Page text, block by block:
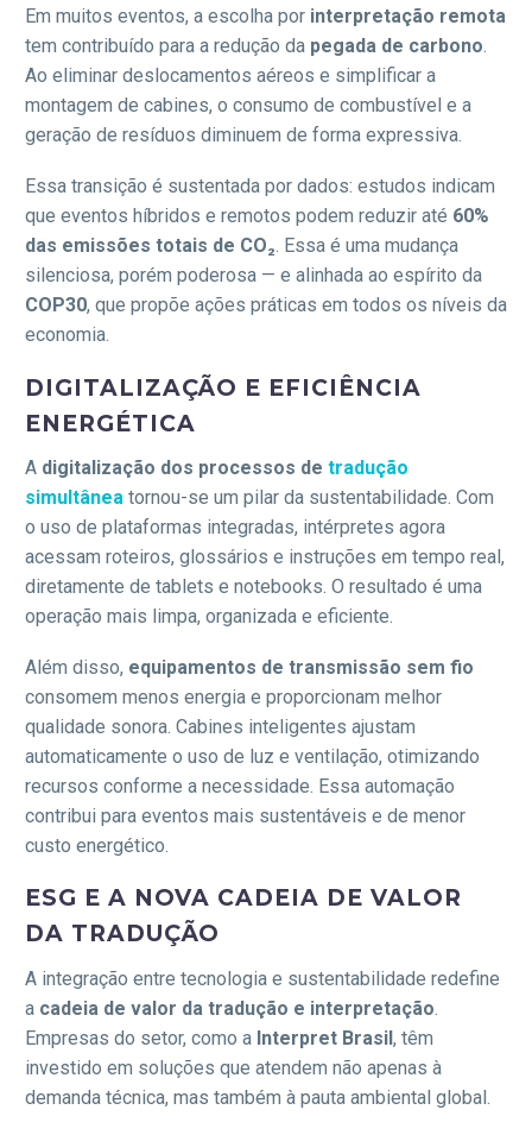
Em muitos eventos, a escolha por interpretação remota
tem contribuído para a redução da pegada de carbono.
Ao eliminar deslocamentos aéreos e simplificar a
montagem de cabines, o consumo de combustível e a
geração de resíduos diminuem de forma expressiva.
Essa transição é sustentada por dados: estudos indicam
que eventos híbridos e remotos podem reduzir até 60%
das emissões totais de CO₂. Essa é uma mudança
silenciosa, porém poderosa — e alinhada ao espírito da
COP30, que propõe ações práticas em todos os níveis da
economia.
DIGITALIZAÇÃO E EFICIÊNCIA
ENERGÉTICA
A digitalização dos processos de tradução
simultânea tornou-se um pilar da sustentabilidade. Com
o uso de plataformas integradas, intérpretes agora
acessam roteiros, glossários e instruções em tempo real,
diretamente de tablets e notebooks. O resultado é uma
operação mais limpa, organizada e eficiente.
Além disso, equipamentos de transmissão sem fio
consomem menos energia e proporcionam melhor
qualidade sonora. Cabines inteligentes ajustam
automaticamente o uso de luz e ventilação, otimizando
recursos conforme a necessidade. Essa automação
contribui para eventos mais sustentáveis e de menor
custo energético.
ESG E A NOVA CADEIA DE VALOR
DA TRADUÇÃO
A integração entre tecnologia e sustentabilidade redefine
a cadeia de valor da tradução e interpretação
Empresas do setor, como a Interpret Brasil, têm
investido em soluções que atendem não apenas à
demanda técnica, mas também à pauta ambiental global.